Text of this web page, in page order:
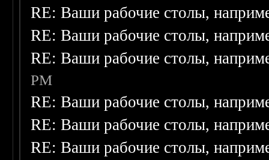
RE: Ваши рабочие столы,
RE: Ваши рабочие столы,
RE: Ваши рабочие столы,
PM
RE: Ваши рабочие столы,
RE: Ваши рабочие столы,
RE: Ваши рабочие столы,